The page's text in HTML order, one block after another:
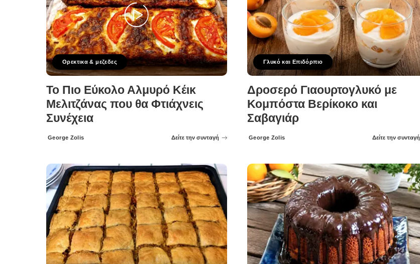
Ορεκτικα & μεζεδες
Το Πιο Εύκολο Αλμυρό Κέικ
Μελιτζάνας που θα Φτιάχνεις
Συνέχεια
Posted
George Zolis Δείτε την συνταγή
Γλυκό και Επιδόρπιο
Δροσερό Γιαουρτογλυκό με
Κομπόστα Βερίκοκο και
Σαβαγιάρ
Posted
George Zolis Δείτε την συνταγή